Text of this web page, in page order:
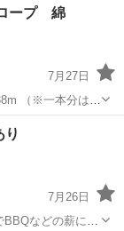
ープ 綿
7月27日
（※一本分は使
用しました。） 残
り
7月26日
BBQなどの薪に使